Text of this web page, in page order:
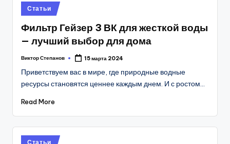
Posted
in
Статьи
Фильтр Гейзер 3 ВК для жесткой воды
— лучший выбор для дома
Posted
Виктор Степанов 15 марта 2024
Приветствуем вас в мире, где природные водные
ресурсы становятся ценнее каждым днем. И с ростом…
Read More
Posted
Статьи